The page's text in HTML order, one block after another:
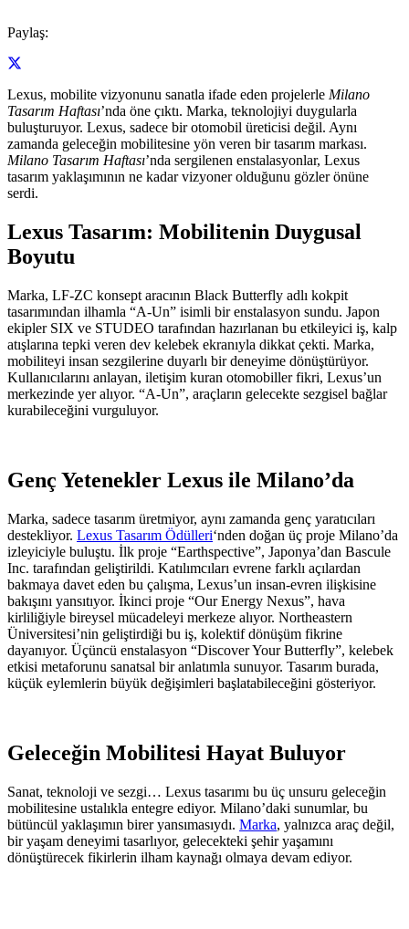
Paylaş:
Lexus, mobilite vizyonunu sanatla ifade eden projelerle Milano
Tasarım Haftası’nda öne çıktı. Marka, teknolojiyi duygularla
buluşturuyor. Lexus, sadece bir otomobil üreticisi değil. Aynı
zamanda geleceğin mobilitesine yön veren bir tasarım markası.
Milano Tasarım Haftası’nda sergilenen enstalasyonlar, Lexus
tasarım yaklaşımının ne kadar vizyoner olduğunu gözler önüne
serdi.
Lexus Tasarım: Mobilitenin Duygusal
Boyutu
Marka, LF-ZC konsept aracının Black Butterfly adlı kokpit
tasarımından ilhamla “A-Un” isimli bir enstalasyon sundu. Japon
ekipler SIX ve STUDEO tarafından hazırlanan bu etkileyici iş, kalp
atışlarına tepki veren dev kelebek ekranıyla dikkat çekti. Marka,
mobiliteyi insan sezgilerine duyarlı bir deneyime dönüştürüyor.
Kullanıcılarını anlayan, iletişim kuran otomobiller fikri, Lexus’un
merkezinde yer alıyor. “A-Un”, araçların gelecekte sezgisel bağlar
kurabileceğini vurguluyor.
Genç Yetenekler Lexus ile Milano’da
Marka, sadece tasarım üretmiyor, aynı zamanda genç yaratıcıları
destekliyor. Lexus Tasarım Ödülleri‘nden doğan üç proje Milano’da
izleyiciyle buluştu. İlk proje “Earthspective”, Japonya’dan Bascule
Inc. tarafından geliştirildi. Katılımcıları evrene farklı açılardan
bakmaya davet eden bu çalışma, Lexus’un insan-evren ilişkisine
bakışını yansıtıyor. İkinci proje “Our Energy Nexus”, hava
kirliliğiyle bireysel mücadeleyi merkeze alıyor. Northeastern
Üniversitesi’nin geliştirdiği bu iş, kolektif dönüşüm fikrine
dayanıyor. Üçüncü enstalasyon “Discover Your Butterfly”, kelebek
etkisi metaforunu sanatsal bir anlatımla sunuyor. Tasarım burada,
küçük eylemlerin büyük değişimleri başlatabileceğini gösteriyor.
Geleceğin Mobilitesi Hayat Buluyor
Sanat, teknoloji ve sezgi… Lexus tasarımı bu üç unsuru geleceğin
mobilitesine ustalıkla entegre ediyor. Milano’daki sunumlar, bu
bütüncül yaklaşımın birer yansımasıydı. Marka, yalnızca araç değil,
bir yaşam deneyimi tasarlıyor, gelecekteki şehir yaşamını
dönüştürecek fikirlerin ilham kaynağı olmaya devam ediyor.